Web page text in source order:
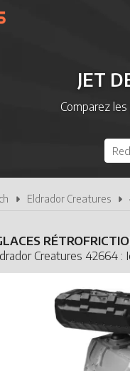
JET
Comparez
Eldrador Creatures
Creatures 42664 :